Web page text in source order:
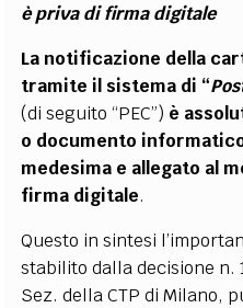
è priva di firma digitale
La notificazione della
tramite il sistema di “
(di seguito “PEC”) è
o documento
medesima e allegato al
firma digitale.
Questo in sintesi
stabilito dalla decisione n.
Sez. della CTP di Milano,